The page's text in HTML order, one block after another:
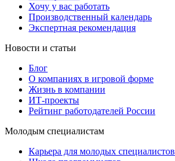
Хочу у вас работать
Производственный календарь
Экспертная рекомендация
Новости и статьи
Блог
О компаниях в игровой форме
Жизнь в компании
ИТ-проекты
Рейтинг работодателей России
Молодым специалистам
Карьера для молодых специалистов